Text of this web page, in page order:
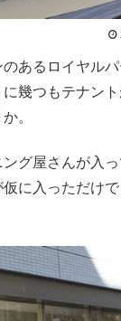
あるロイヤル
幾つもテナン
。
グ屋さんが入
に入っただけ